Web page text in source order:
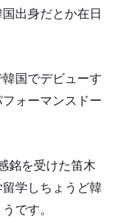
国出身だとか在日
国でデビューす
ォーマンスドー
銘を受けた笛木
学しちょうど韓
です。